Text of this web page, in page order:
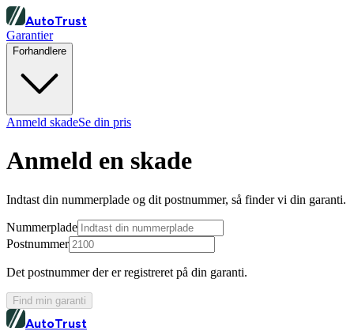
AutoTrust
Garantier
Forhandlere
Anmeld skadeSe din pris
Anmeld en skade
Indtast din nummerplade og dit postnummer, så finder vi din garanti.
Nummerplade
Postnummer
Det postnummer der er registreret på din garanti.
Find min garanti
AutoTrust